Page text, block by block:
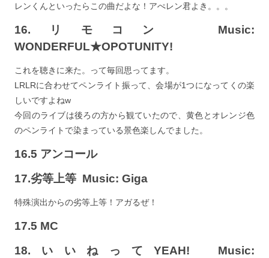
レンくんといったらこの曲だよな！アぺレン君よき。。。
16.リモコン Music:
WONDERFUL★OPOTUNITY!
これを聴きに来た。って毎回思ってます。
LRLRに合わせてペンライト振って、会場が1つになってくの楽
しいですよねw
今回のライブは後ろの方から観ていたので、黄色とオレンジ色
のペンライトで染まっている景色楽しんでました。
16.5 アンコール
17.劣等上等 Music: Giga
特殊演出からの劣等上等！アガるぜ！
17.5 MC
18.いいねってYEAH! Music: